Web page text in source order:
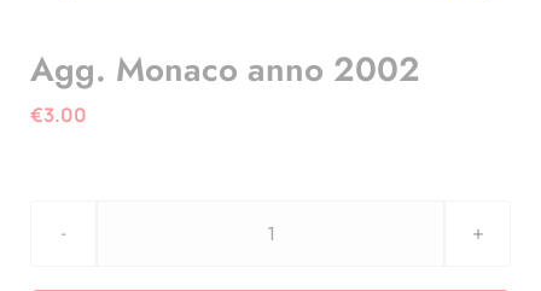
Agg. Monaco anno 2002
€3.00
Agg.